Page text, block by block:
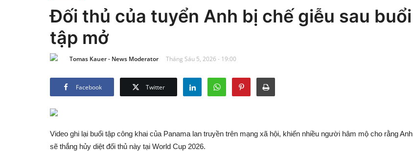
Đối thủ của tuyển Anh bị chế giễu sau buổi
tập mở
Tomas Kauer - News Moderator Tháng Sáu 5, 2026 - 19:00
Facebook Twitter
Video ghi lại buổi tập công khai của Panama lan truyền trên mạng xã hội, khiến nhiều người hâm mộ cho rằng Anh
sẽ thắng hủy diệt đối thủ này tại World Cup 2026.